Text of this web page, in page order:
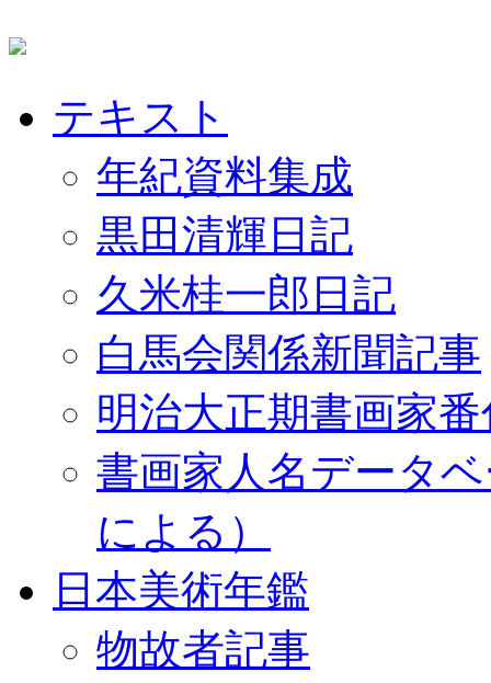
テキスト
年紀資料集成
黒田清輝日記
久米桂一郎日記
白馬会関係新聞記事
明治大正期書画家
書画家人名データ
による）
日本美術年鑑
物故者記事